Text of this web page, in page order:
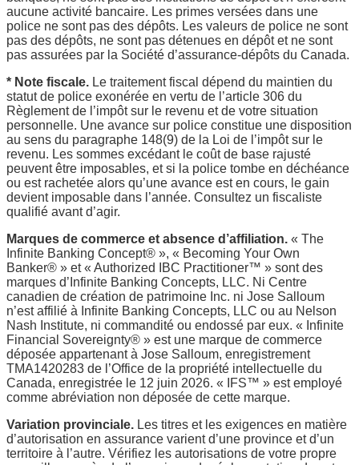
aucune activité bancaire. Les primes versées dans une
police ne sont pas des dépôts. Les valeurs de police ne sont
pas des dépôts, ne sont pas détenues en dépôt et ne sont
pas assurées par la Société d’assurance-dépôts du Canada.
* Note fiscale. Le traitement fiscal dépend du maintien du
statut de police exonérée en vertu de l’article 306 du
Règlement de l’impôt sur le revenu et de votre situation
personnelle. Une avance sur police constitue une disposition
au sens du paragraphe 148(9) de la Loi de l’impôt sur le
revenu. Les sommes excédant le coût de base rajusté
peuvent être imposables, et si la police tombe en déchéance
ou est rachetée alors qu’une avance est en cours, le gain
devient imposable dans l’année. Consultez un fiscaliste
qualifié avant d’agir.
Marques de commerce et absence d’affiliation. « The
Infinite Banking Concept® », « Becoming Your Own
Banker® » et « Authorized IBC Practitioner™ » sont des
marques d’Infinite Banking Concepts, LLC. Ni Centre
canadien de création de patrimoine Inc. ni Jose Salloum
n’est affilié à Infinite Banking Concepts, LLC ou au Nelson
Nash Institute, ni commandité ou endossé par eux. « Infinite
Financial Sovereignty® » est une marque de commerce
déposée appartenant à Jose Salloum, enregistrement
TMA1420283 de l’Office de la propriété intellectuelle du
Canada, enregistrée le 12 juin 2026. « IFS™ » est employé
comme abréviation non déposée de cette marque.
Variation provinciale. Les titres et les exigences en matière
d’autorisation en assurance varient d’une province et d’un
territoire à l’autre. Vérifiez les autorisations de votre propre